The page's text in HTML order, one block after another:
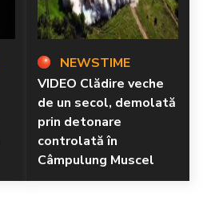
NEWSTIME
VIDEO Clădire veche
de un secol, demolată
prin detonare
controlată în
Câmpulung Muscel